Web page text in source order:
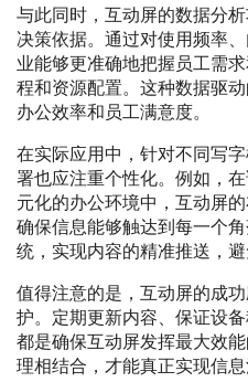
与此同时，互动屏的数据分
决策依据。通过对使用频率
业能够更准确地把握员工需
程和资源配置。这种数据驱
办公效率和员工满意度。
在实际应用中，针对不同写
署也应注重个性化。例如，
元化的办公环境中，互动屏
确保信息能够触达到每一个
统，实现内容的精准推送，
值得注意的是，互动屏的成
护。定期更新内容、保证设
都是确保互动屏发挥最大效
理相结合，才能真正实现信息